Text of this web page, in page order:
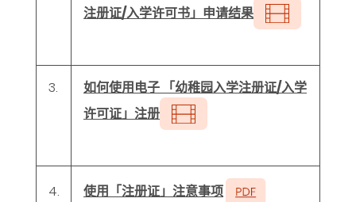
注册证/入学许可书」申请结果
3.
如何使用电子 「幼稚园入学注册证/入学
许可证」注册
4. 使用「注册证」注意事项